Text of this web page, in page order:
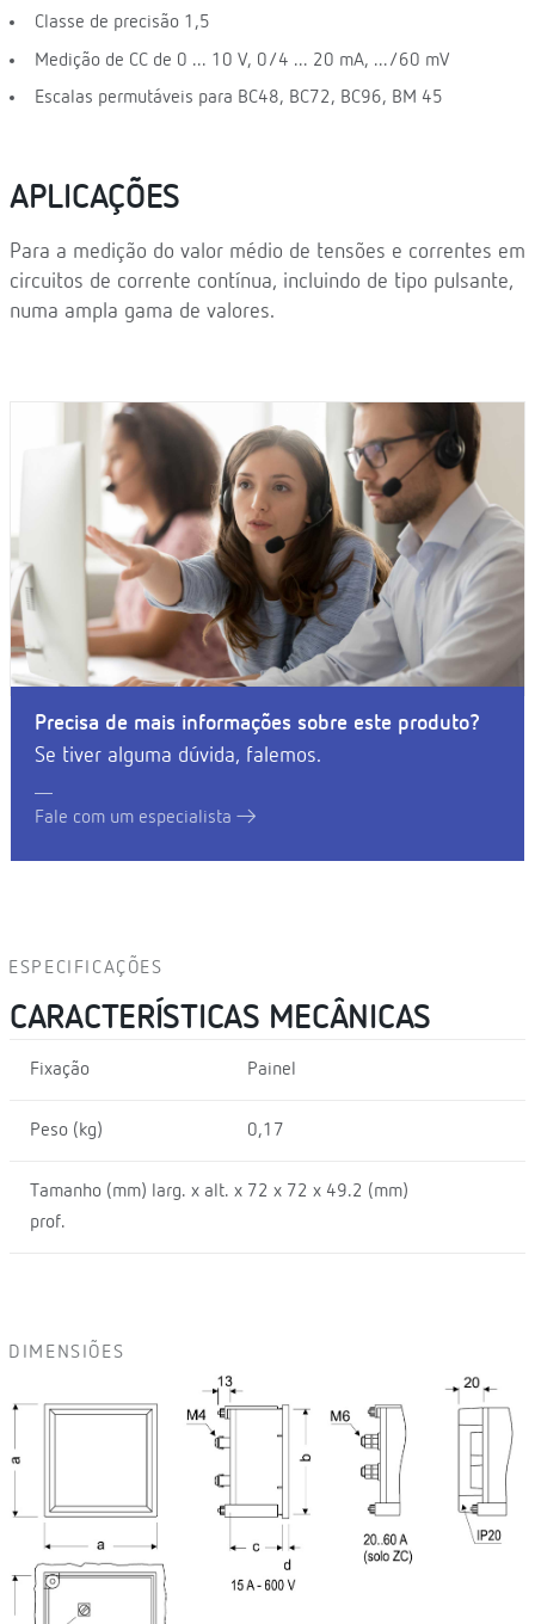
Classe de precisão 1,5
Medição de CC de 0 ... 10 V, 0/4 ... 20 mA, .../60 mV
Escalas permutáveis para BC48, BC72, BC96, BM 45
APLICAÇÕES
Para a medição do valor médio de tensões e correntes em
circuitos de corrente contínua, incluindo de tipo pulsante,
numa ampla gama de valores.
Precisa de mais informações sobre este produto?
Se tiver alguma dúvida, falemos.
Fale com um especialista
ESPECIFICAÇÕES
CARACTERÍSTICAS MECÂNICAS
Fixação Painel
Peso (kg) 0,17
Tamanho (mm) larg. x alt. x
prof.
72 x 72 x 49.2 (mm)
DIMENSIÕES